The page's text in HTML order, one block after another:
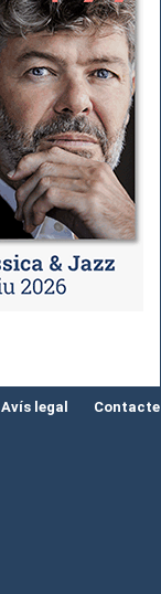
Avís legal Contacte